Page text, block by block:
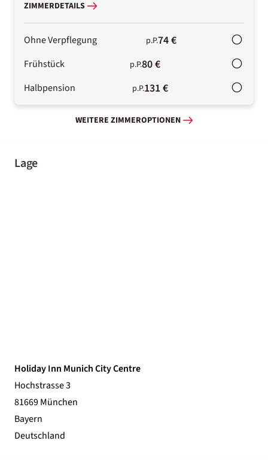
ZIMMERDETAILS
Ohne Verpflegung p.P.74 €
Frühstück p.P.80 €
Halbpension p.P.131 €
WEITERE ZIMMEROPTIONEN
Lage
Holiday Inn Munich City Centre
Hochstrasse 3
81669 München
Bayern
Deutschland